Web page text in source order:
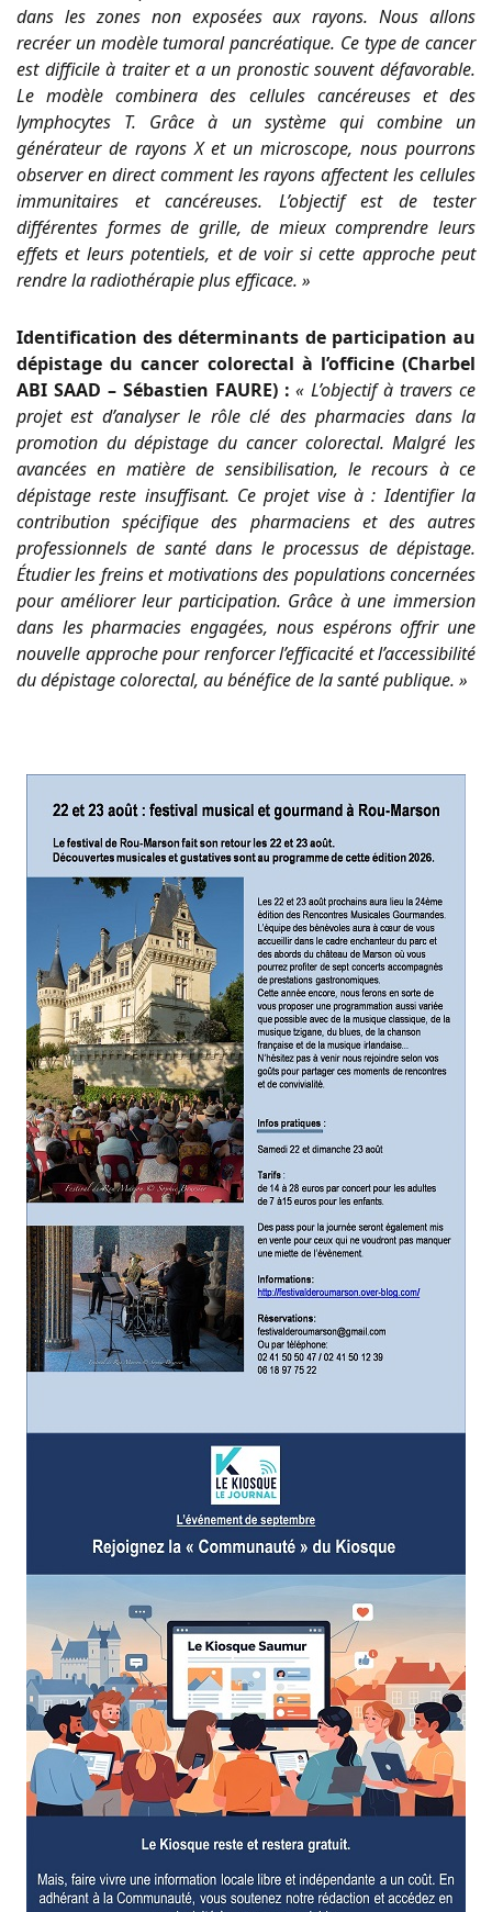
dans les zones non exposées aux rayons. Nous allons
recréer un modèle tumoral pancréatique. Ce type de cancer
est difficile à traiter et a un pronostic souvent défavorable.
Le modèle combinera des cellules cancéreuses et des
lymphocytes T. Grâce à un système qui combine un
générateur de rayons X et un microscope, nous pourrons
observer en direct comment les rayons affectent les cellules
immunitaires et cancéreuses. L’objectif est de tester
différentes formes de grille, de mieux comprendre leurs
effets et leurs potentiels, et de voir si cette approche peut
rendre la radiothérapie plus efficace. »
Identification des déterminants de participation au
dépistage du cancer colorectal à l’officine (Charbel
ABI SAAD – Sébastien FAURE) : « L’objectif à travers ce
projet est d’analyser le rôle clé des pharmacies dans la
promotion du dépistage du cancer colorectal. Malgré les
avancées en matière de sensibilisation, le recours à ce
dépistage reste insuffisant. Ce projet vise à : Identifier la
contribution spécifique des pharmaciens et des autres
professionnels de santé dans le processus de dépistage.
Étudier les freins et motivations des populations concernées
pour améliorer leur participation. Grâce à une immersion
dans les pharmacies engagées, nous espérons offrir une
nouvelle approche pour renforcer l’efficacité et l’accessibilité
du dépistage colorectal, au bénéfice de la santé publique. »